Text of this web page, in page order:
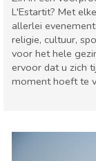
L'Estartit? Met
allerlei
religie, cultuur,
voor het hele
ervoor dat u zich
moment hoeft te